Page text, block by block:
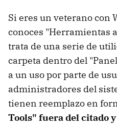
Si eres un veterano con
conoces "Herramientas
trata de una serie de
carpeta dentro del
a un uso por parte de
administradores del
tienen reemplazo en
Tools" fuera del citado